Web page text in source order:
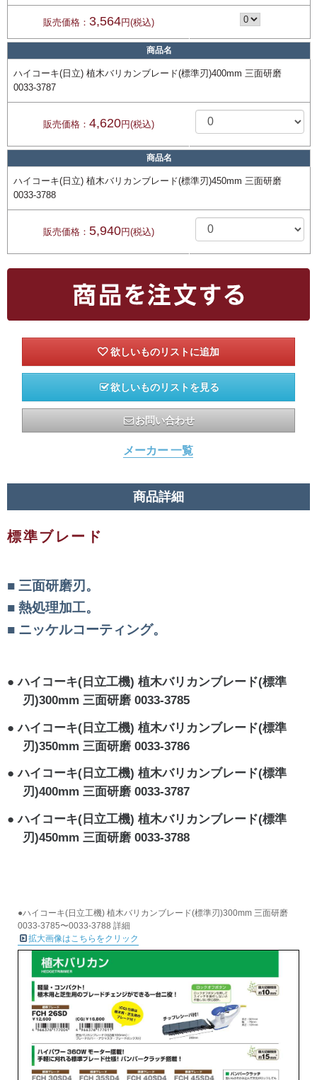
販売価格： 3,564円(税込)
商品名
ハイコーキ(日立) 植木バリカンブレード(標準刃)400mm 三面研磨
0033-3787
販売価格： 4,620円(税込)
商品名
ハイコーキ(日立) 植木バリカンブレード(標準刃)450mm 三面研磨
0033-3788
販売価格： 5,940円(税込)
欲しいものリストを見る
お問い合わせ
メーカー 一覧
商品詳細
標準ブレード
三面研磨刃。
熱処理加工。
ニッケルコーティング。
ハイコーキ(日立工機) 植木バリカンブレード(標準
刃)300mm 三面研磨 0033-3785
ハイコーキ(日立工機) 植木バリカンブレード(標準
刃)350mm 三面研磨 0033-3786
ハイコーキ(日立工機) 植木バリカンブレード(標準
刃)400mm 三面研磨 0033-3787
ハイコーキ(日立工機) 植木バリカンブレード(標準
刃)450mm 三面研磨 0033-3788
●ハイコーキ(日立工機) 植木バリカンブレード(標準刃)300mm 三面研磨
0033-3785〜0033-3788 詳細
拡大画像はこちらをクリック